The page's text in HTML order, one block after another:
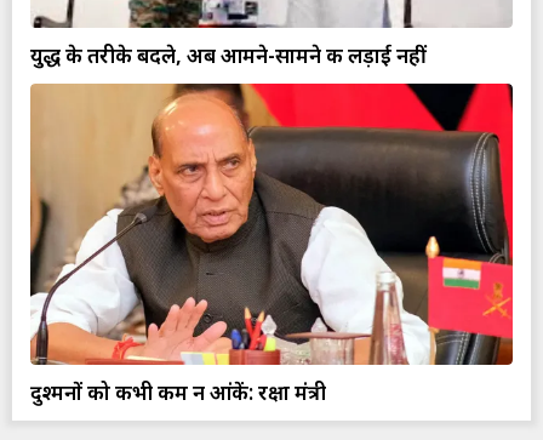
युद्ध के तरीके बदले, अब आमने-सामने की लड़ाई नहीं
दुश्मनों को कभी कम न आंकें: रक्षा मंत्री